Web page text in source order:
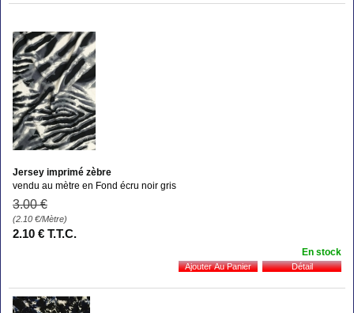
Jersey imprimé zèbre
vendu au mètre en Fond écru noir gris
3.00 €
(2.10 €/Mètre)
2.10 € T.T.C.
En stock